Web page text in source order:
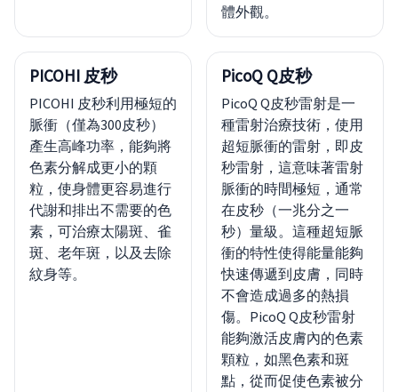
體外觀。
PICOHI 皮秒
PICOHI 皮秒利用極短的
脈衝（僅為300皮秒）
產生高峰功率，能夠將
色素分解成更小的顆
粒，使身體更容易進行
代謝和排出不需要的色
素，可治療太陽斑、雀
斑、老年斑，以及去除
紋身等。
PicoQ Q皮秒
PicoQ Q皮秒雷射是一
種雷射治療技術，使用
超短脈衝的雷射，即皮
秒雷射，這意味著雷射
脈衝的時間極短，通常
在皮秒（一兆分之一
秒）量級。這種超短脈
衝的特性使得能量能夠
快速傳遞到皮膚，同時
不會造成過多的熱損
傷。PicoQ Q皮秒雷射
能夠激活皮膚內的色素
顆粒，如黑色素和斑
點，從而促使色素被分